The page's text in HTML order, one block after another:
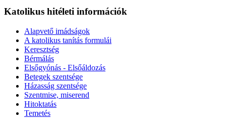
Katolikus hitéleti információk
Alapvető imádságok
A katolikus tanítás formulái
Keresztség
Bérmálás
Elsőgyónás - Elsőáldozás
Betegek szentsége
Házasság szentsége
Szentmise, miserend
Hitoktatás
Temetés